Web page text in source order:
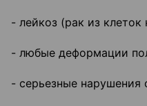
- лейкоз (рак из клеток
- любые деформации
- серьезные нарушения